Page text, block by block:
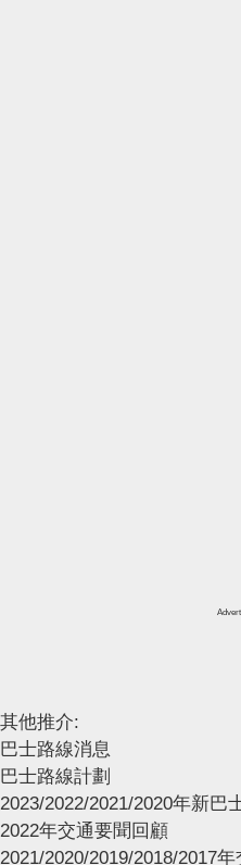
其他推介:
巴士路線消息
巴士路線計劃
2023/2022/2021/2020年新巴
2022年交通要聞回顧
2021/2020/2019/2018/2017